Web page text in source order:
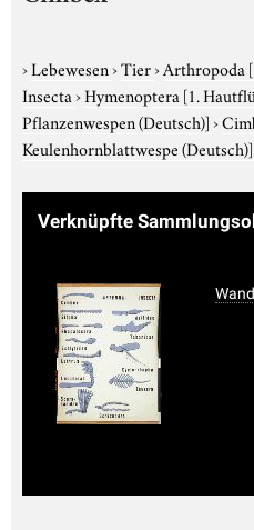
›Lebewesen›Tier›Arthropoda
Insecta›Hymenoptera [1.
Pflanzenwespen (Deutsch)]›
Keulenhornblattwespe (Deutsch)]
Verknüpfte